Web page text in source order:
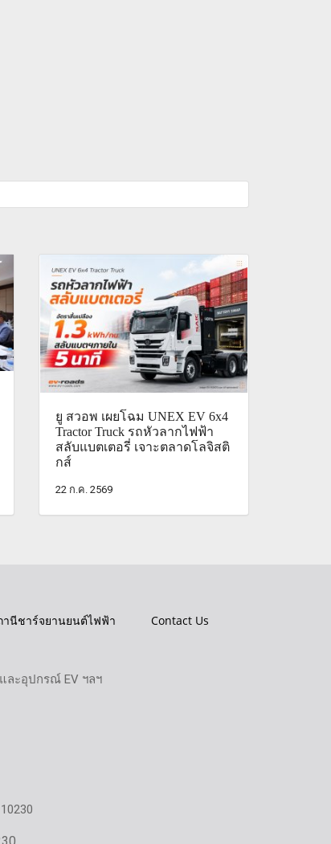
ยู สวอพ เผยโฉม UNEX EV 6x4
Tractor Truck รถหัวลากไฟฟ้า
สลับแบตเตอรี่ เจาะตลาดโลจิสติ
กส์
22 ก.ค. 2569
านีชาร์จยานยนต์ไฟฟ้า
Contact Us
ละอุปกรณ์ EV ฯลฯ